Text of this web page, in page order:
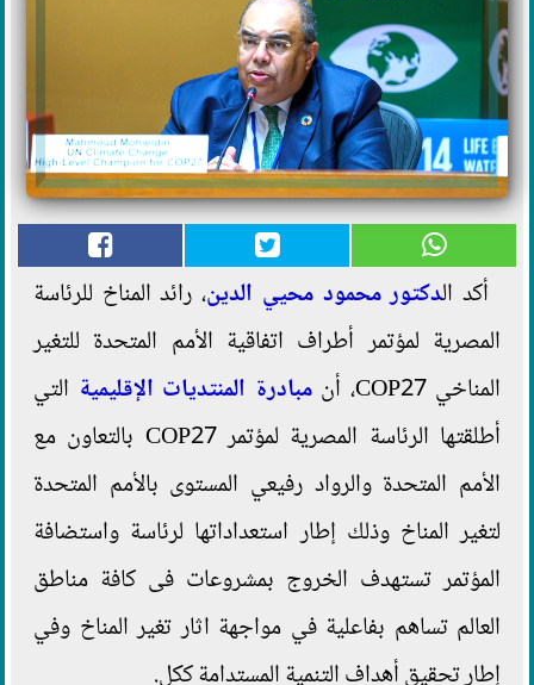
أكد الدكتور محمود محيي الدين، رائد المناخ للرئاسة
المصرية لمؤتمر أطراف اتفاقية الأمم المتحدة للتغير
المناخي COP27، أن
مبادرة المنتديات الإقليمية التي
أطلقتها الرئاسة المصرية لمؤتمر COP27 بالتعاون مع
الأمم المتحدة والرواد رفيعي المستوى بالأمم المتحدة
لتغير المناخ وذلك إطار استعداداتها لرئاسة واستضافة
المؤتمر تستهدف الخروج بمشروعات فى كافة مناطق
العالم تساهم بفاعلية في مواجهة اثار تغير المناخ وفي
إطار تحقيق أهداف التنمية المستدامة ككل.